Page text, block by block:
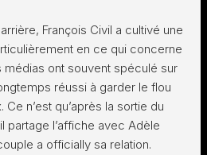
François Civil a cultivé une
en ce qui concerne
médias ont souvent spéculé sur
réussi à garder le flou
n’est qu’après la sortie du
partage l’affiche avec Adèle
a officially sa relation.